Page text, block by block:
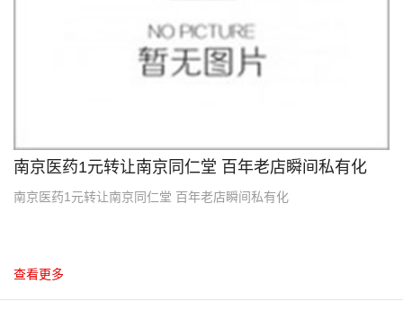
南京医药1元转让南京同仁堂 百年老店瞬间私有化
南京医药1元转让南京同仁堂 百年老店瞬间私有化
查看更多